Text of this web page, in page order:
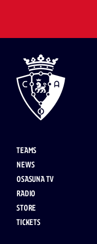
TEAMS
NEWS
OSASUNA TV
RADIO
STORE
TICKETS